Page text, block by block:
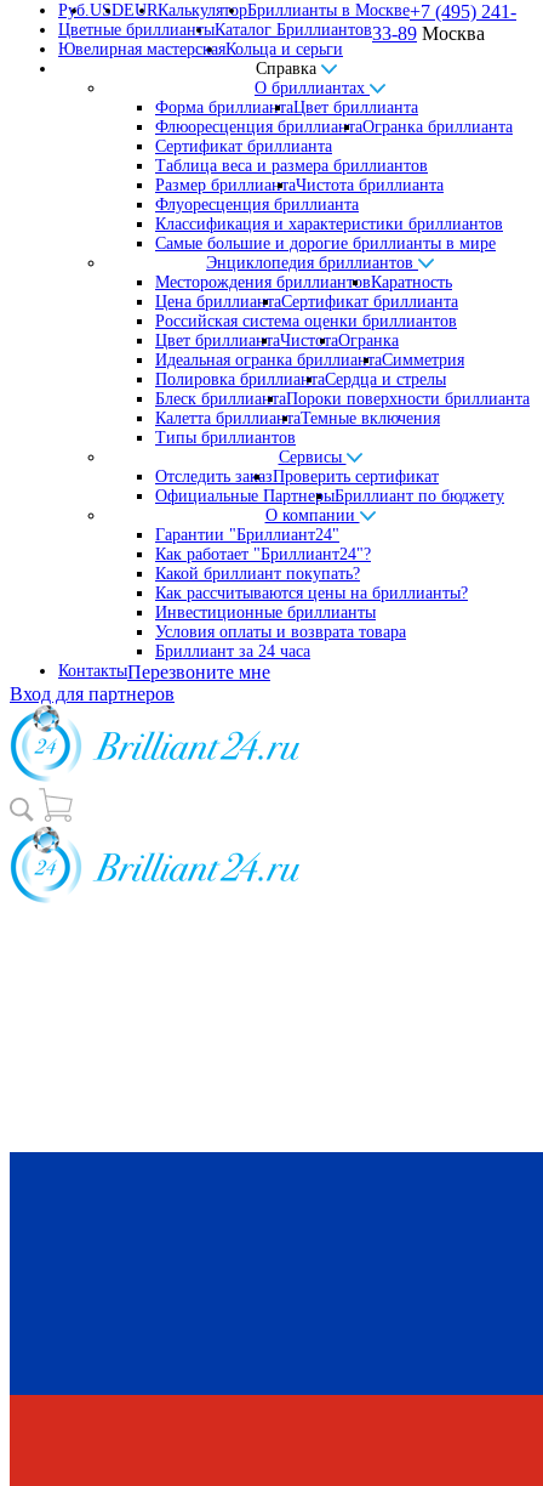
Руб.USDEURКалькуляторБриллианты в Москве
Цветные бриллиантыКаталог Бриллиантов
Ювелирная мастерскаяКольца и серьги
Справка
О бриллиантах
Форма бриллиантаЦвет бриллианта
Флюоресценция бриллиантаОгранка бриллианта
Сертификат бриллианта
Таблица веса и размера бриллиантов
Размер бриллиантаЧистота бриллианта
Флуоресценция бриллианта
Классификация и характеристики бриллиантов
Самые большие и дорогие бриллианты в мире
Энциклопедия бриллиантов
Месторождения бриллиантовКаратность
Цена бриллиантаСертификат бриллианта
Российская система оценки бриллиантов
Цвет бриллиантаЧистотаОгранка
Идеальная огранка бриллиантаСимметрия
Полировка бриллиантаСердца и стрелы
Блеск бриллиантаПороки поверхности бриллианта
Калетта бриллиантаТемные включения
Типы бриллиантов
Сервисы
Отследить заказПроверить сертификат
Официальные ПартнерыБриллиант по бюджету
О компании
Гарантии "Бриллиант24"
Как работает "Бриллиант24"?
Какой бриллиант покупать?
Как рассчитываются цены на бриллианты?
Инвестиционные бриллианты
Условия оплаты и возврата товара
Бриллиант за 24 часа
Контакты
+7 (495) 241-
33-89 Москва
Перезвоните мне
Вход для партнеров